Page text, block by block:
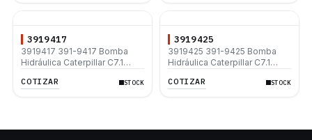
3919417
3919417 391-9417 Bomba
Hidráulica Caterpillar C7.1
330D2 L 330D2
COTIZAR STOCK
3919425
3919425 391-9425 Bomba
Hidráulica Caterpillar C7.1
320D L 330D2 L 330D2
COTIZAR STOCK